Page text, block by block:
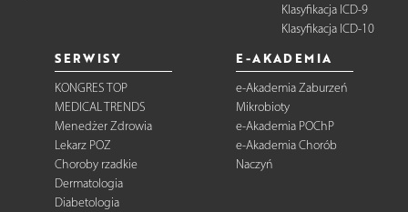
Klasyfikacja ICD-9
Klasyfikacja ICD-10
SERWISY
KONGRES TOP
MEDICAL TRENDS
Menedżer Zdrowia
Lekarz POZ
Choroby rzadkie
Dermatologia
Diabetologia
E-AKADEMIA
e-Akademia Zaburzeń
Mikrobioty
e-Akademia POChP
e-Akademia Chorób
Naczyń